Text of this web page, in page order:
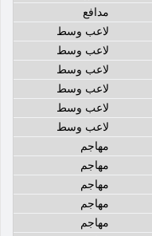
مدافع
لاعب وسط
لاعب وسط
لاعب وسط
لاعب وسط
لاعب وسط
لاعب وسط
مهاجم
مهاجم
مهاجم
مهاجم
مهاجم